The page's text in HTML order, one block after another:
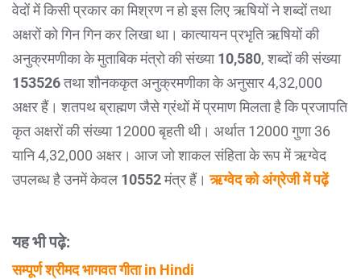
वेदों में किसी प्रकार का मिश्रण न हो इस लिए ऋषियों ने शब्दों तथा
अक्षरों को गिन गिन कर लिखा था। कात्यायन प्रभृति ऋषियों की
अनुक्रमणीका के मुताबिक मंत्रो की संख्या10,580, शब्दों की संख्या
153526तथा शौनककृत अनुक्रमणीका के अनुसार 4,32,000
अक्षर हैं। शतपथ ब्राह्मण जैसे ग्रंथों में प्रमाण मिलता है कि प्रजापति
कृत अक्षरों की संख्या 12000 बृहती थी। अर्थात 12000 गुणा 36
यानि 4,32,000 अक्षर। आज जो शाकल संहिता के रूप में ऋग्वेद
उपलब्ध है उनमें केवल 10552मंत्र हैं।ऋग्वेद को अंग्रेजी में पढ़ें
यह भी पढ़े:
सम्पूर्ण श्रीमद भागवत गीता in Hindi